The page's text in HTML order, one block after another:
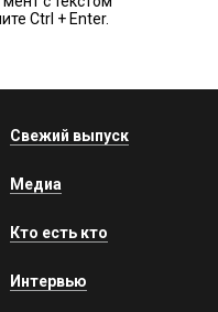
Ctrl + Enter.
Свежий выпуск
Медиа
Кто есть кто
Интервью